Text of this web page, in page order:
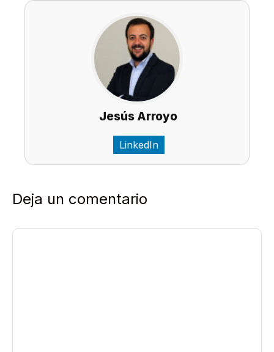
Jesús Arroyo
LinkedIn
Deja un comentario
Comentario